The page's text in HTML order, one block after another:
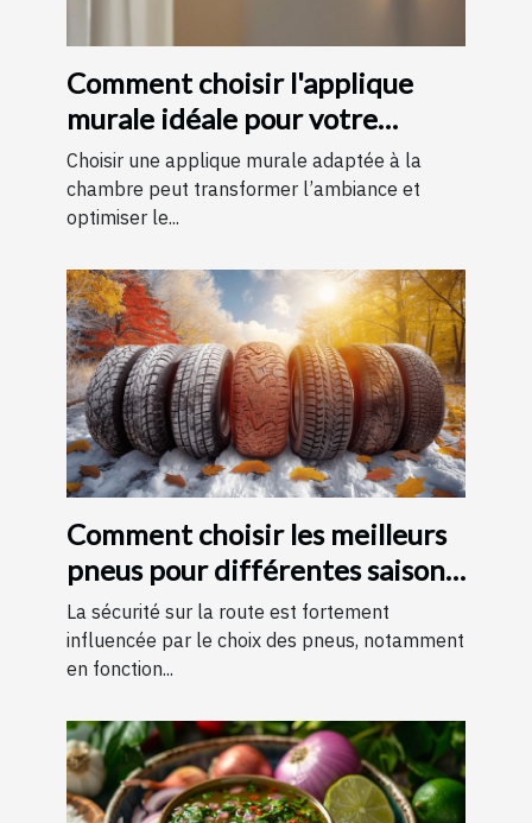
Comment choisir l'applique
murale idéale pour votre
chambre
Choisir une applique murale adaptée à la
chambre peut transformer l’ambiance et
optimiser le...
Comment choisir les meilleurs
pneus pour différentes saisons
?
La sécurité sur la route est fortement
influencée par le choix des pneus, notamment
en fonction...